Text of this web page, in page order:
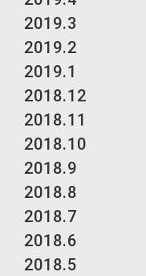
2019.3
2019.2
2019.1
2018.12
2018.11
2018.10
2018.9
2018.8
2018.7
2018.6
2018.5